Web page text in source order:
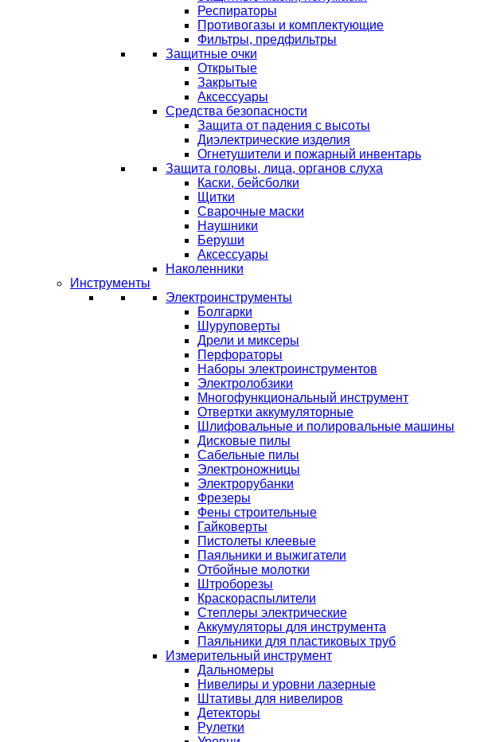
Респираторы
Противогазы и комплектующие
Фильтры, предфильтры
Защитные очки
Открытые
Закрытые
Аксессуары
Средства безопасности
Защита от падения с высоты
Диэлектрические изделия
Огнетушители и пожарный инвентарь
Защита головы, лица, органов слуха
Каски, бейсболки
Щитки
Сварочные маски
Наушники
Беруши
Аксессуары
Наколенники
Инструменты
Электроинструменты
Болгарки
Шуруповерты
Дрели и миксеры
Перфораторы
Наборы электроинструментов
Электролобзики
Многофункциональный инструмент
Отвертки аккумуляторные
Шлифовальные и полировальные машины
Дисковые пилы
Сабельные пилы
Электроножницы
Электрорубанки
Фрезеры
Фены строительные
Гайковерты
Пистолеты клеевые
Паяльники и выжигатели
Отбойные молотки
Штроборезы
Краскораспылители
Степлеры электрические
Аккумуляторы для инструмента
Паяльники для пластиковых труб
Измерительный инструмент
Дальномеры
Нивелиры и уровни лазерные
Штативы для нивелиров
Детекторы
Рулетки